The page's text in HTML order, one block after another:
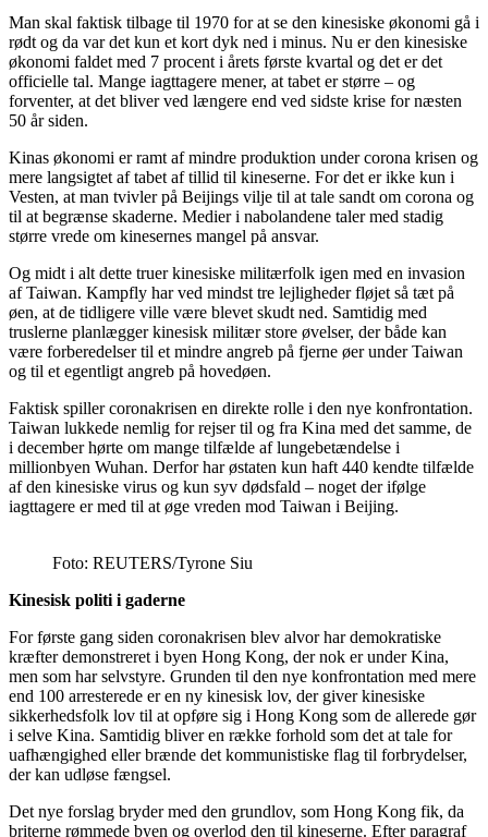
Man skal faktisk tilbage til 1970 for at se den kinesiske økonomi gå i
rødt og da var det kun et kort dyk ned i minus. Nu er den kinesiske
økonomi faldet med 7 procent i årets første kvartal og det er det
officielle tal. Mange iagttagere mener, at tabet er større – og
forventer, at det bliver ved længere end ved sidste krise for næsten
50 år siden.
Kinas økonomi er ramt af mindre produktion under corona krisen og
mere langsigtet af tabet af tillid til kineserne. For det er ikke kun i
Vesten, at man tvivler på Beijings vilje til at tale sandt om corona og
til at begrænse skaderne. Medier i nabolandene taler med stadig
større vrede om kinesernes mangel på ansvar.
Og midt i alt dette truer kinesiske militærfolk igen med en invasion
af Taiwan. Kampfly har ved mindst tre lejligheder fløjet så tæt på
øen, at de tidligere ville være blevet skudt ned. Samtidig med
truslerne planlægger kinesisk militær store øvelser, der både kan
være forberedelser til et mindre angreb på fjerne øer under Taiwan
og til et egentligt angreb på hovedøen.
Faktisk spiller coronakrisen en direkte rolle i den nye konfrontation.
Taiwan lukkede nemlig for rejser til og fra Kina med det samme, de
i december hørte om mange tilfælde af lungebetændelse i
millionbyen Wuhan. Derfor har østaten kun haft 440 kendte tilfælde
af den kinesiske virus og kun syv dødsfald – noget der ifølge
iagttagere er med til at øge vreden mod Taiwan i Beijing.
Foto: REUTERS/Tyrone Siu
Kinesisk politi i gaderne
For første gang siden coronakrisen blev alvor har demokratiske
kræfter demonstreret i byen Hong Kong, der nok er under Kina,
men som har selvstyre. Grunden til den nye konfrontation med mere
end 100 arresterede er en ny kinesisk lov, der giver kinesiske
sikkerhedsfolk lov til at opføre sig i Hong Kong som de allerede gør
i selve Kina. Samtidig bliver en række forhold som det at tale for
uafhængighed eller brænde det kommunistiske flag til forbrydelser,
der kan udløse fængsel.
Det nye forslag bryder med den grundlov, som Hong Kong fik, da
briterne rømmede byen og overlod den til kineserne. Efter paragraf